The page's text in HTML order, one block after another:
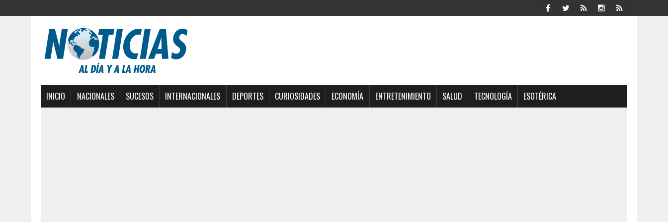
INICIO NACIONALES SUCESOS INTERNACIONALES DEPORTES CURIOSIDADES ECONOMÍA ENTRETENIMIENTO SALUD TECNOLOGÍA ESOTÉRICA